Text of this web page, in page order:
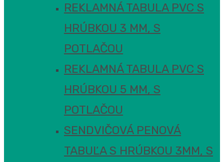
REKLAMNÁ TABULA PVC S
HRÚBKOU 3 MM, S
POTLAČOU
REKLAMNÁ TABULA PVC S
HRÚBKOU 5 MM, S
POTLAČOU
SENDVIČOVÁ PENOVÁ
TABUĽA S HRÚBKOU 3MM, S